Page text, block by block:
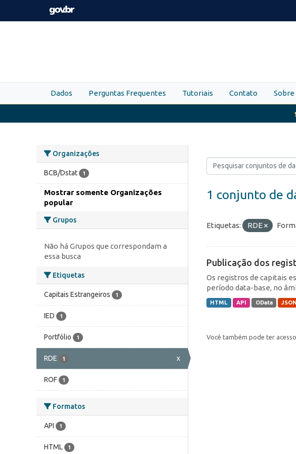
Skip to main content
Dados Perguntas Frequentes Tutoriais Contato
Organizações
BCB/Dstat 1
Mostrar somente Organizações
popular
Grupos
Não há Grupos que correspondam a
essa busca
Etiquetas
Capitais Estrangeiros 1
IED 1
Portfólio 1
RDE 1 x
ROF 1
Formatos
API 1
HTML 1
1 conjunto de
Etiquetas: RDE
Publicação dos
Os registros de capitais
período data-base, no
HTML API OData JSON
Você também pode ter